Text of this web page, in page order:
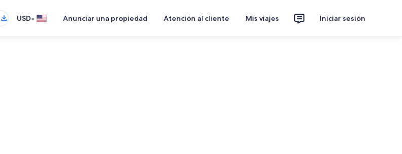
USD• Anunciar una propiedad Atención al cliente Mis viajes Iniciar sesión